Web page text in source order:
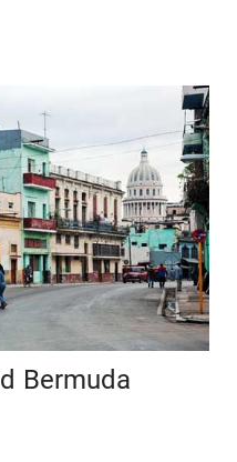
Bermuda